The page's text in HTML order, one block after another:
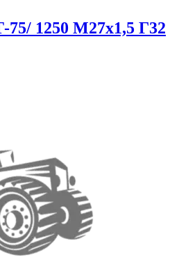
1250 М27х1,5 Г32